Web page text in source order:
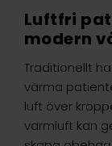
Luftfri
modern
Traditionellt
värma
luft över
varmluft kan